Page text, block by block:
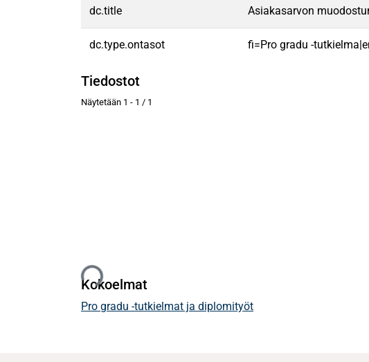
dc.title Asiakasarvon
dc.type.ontasot fi=Pro gradu -
Tiedostot
Näytetään 1 - 1 / 1
Ladataan...
Kokoelmat
Pro gradu -tutkielmat ja diplomityöt